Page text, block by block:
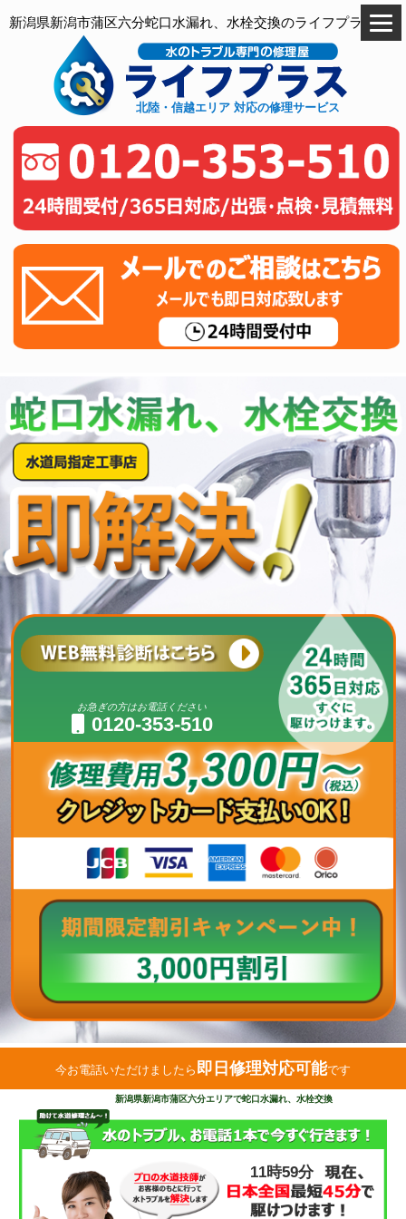
新潟県新潟市蒲区六分蛇口水漏れ、水栓交換のライフプラス
北陸・信越エリア 対応の修理サービス
お急ぎの方はお電話ください
0120-353-510
今お電話いただけましたら 即日修理対応可能です
新潟県新潟市蒲区六分エリアで蛇口水漏れ、水栓交換
11時59分